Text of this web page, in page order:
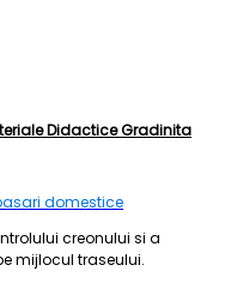
Didactice Gradinita
domestice
creonului si a
mijlocul traseului.